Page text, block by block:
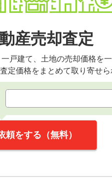
産売却査定
戸建て、土地の売却価格を
定価格をまとめて取り寄せ
頼をする（無料）